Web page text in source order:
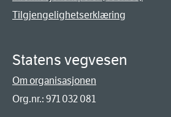
Tilgjengelighetserklæring
Statens vegvesen
Om organisasjonen
Org.nr.: 971 032 081